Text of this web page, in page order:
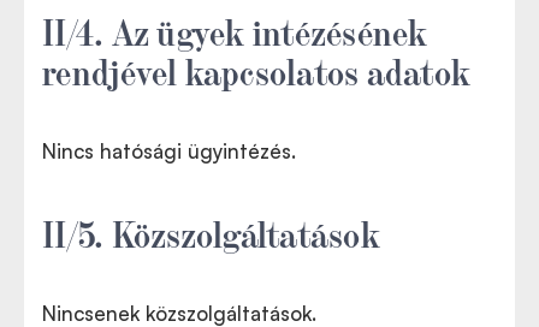
II/4. Az ügyek intézésének
rendjével kapcsolatos adatok
Nincs hatósági ügyintézés.
II/5. Közszolgáltatások
Nincsenek közszolgáltatások.